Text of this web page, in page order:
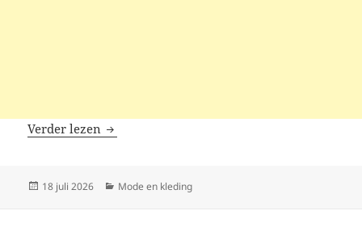
Verder lezen Nedeto kortingscodes
Geplaatst
18 juli 2026 Categorieën
Mode en kleding